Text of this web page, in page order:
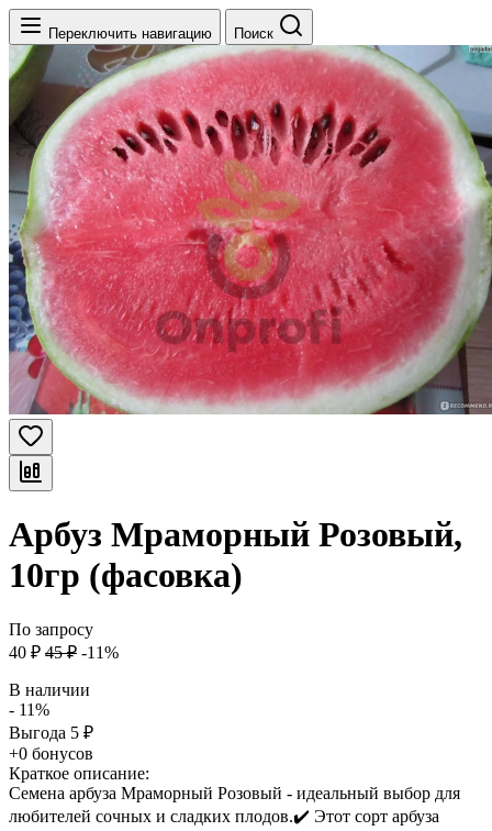
Переключить навигацию Поиск
Арбуз Мраморный Розовый,
10гр (фасовка)
По запросу
40 ₽ 45 ₽ -11%
В наличии
- 11%
Выгода 5 ₽
+0 бонусов
Краткое описание:
Семена арбуза Мраморный Розовый - идеальный выбор для
любителей сочных и сладких плодов.✔️ Этот сорт арбуза